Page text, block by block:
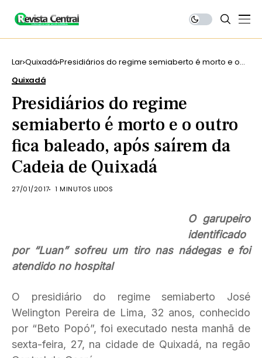
Lar Quixadá Presidiários do regime semiaberto é morto e o
Quixadá
Presidiários do regime
semiaberto é morto e o outro
fica baleado, após saírem da
Cadeia de Quixadá
27/01/2017 1 MINUTOS LIDOS
O garupeiro
identificado
por “Luan” sofreu um tiro nas nádegas e foi
atendido no hospital
O presidiário do regime semiaberto José
Welington Pereira de Lima, 32 anos, conhecido
por “Beto Popó”, foi executado nesta manhã de
sexta-feira, 27, na cidade de Quixadá, na regão